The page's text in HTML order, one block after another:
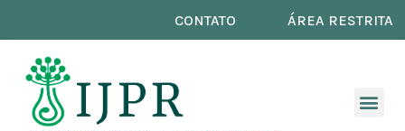
CONTATO ÁREA RESTRITA